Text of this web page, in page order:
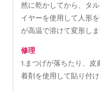
然に乾かしてから、タ
イヤーを使用して人形
が高温で溶けて変形しま
修理
1.まつげが落ちたり、
着剤を使用して貼り付け